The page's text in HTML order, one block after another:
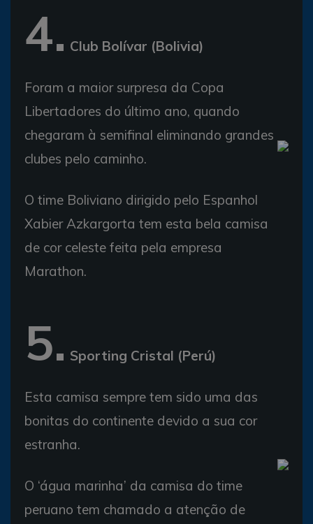
4. Club Bolívar (Bolivia)
Foram a maior surpresa da Copa
Libertadores do último ano, quando
chegaram à semifinal eliminando grandes
clubes pelo caminho.
O time Boliviano dirigido pelo Espanhol
Xabier Azkargorta tem esta bela camisa
de cor celeste feita pela empresa
Marathon.
5. Sporting Cristal (Perú)
Esta camisa sempre tem sido uma das
bonitas do continente devido a sua cor
estranha.
O ‘água marinha’ da camisa do time
peruano tem chamado a atenção de